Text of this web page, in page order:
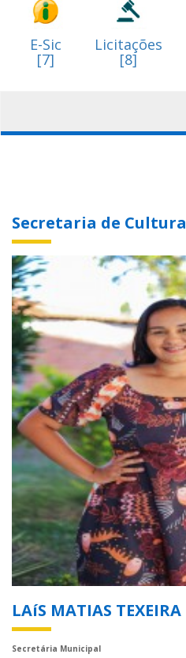
E-Sic
[7]
Licitações
[8]
Secretaria de Cultura
LAíS MATIAS TEXEIRA
Secretária Municipal